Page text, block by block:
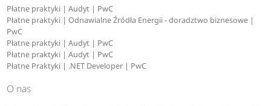
Płatne praktyki | Audyt | PwC
Płatne praktyki | Odnawialne Źródła Energii - doradztwo biznesowe |
PwC
Płatne praktyki | Audyt | PwC
Płatne praktyki | Audyt | PwC
Płatne Praktyki | .NET Developer | PwC
O nas